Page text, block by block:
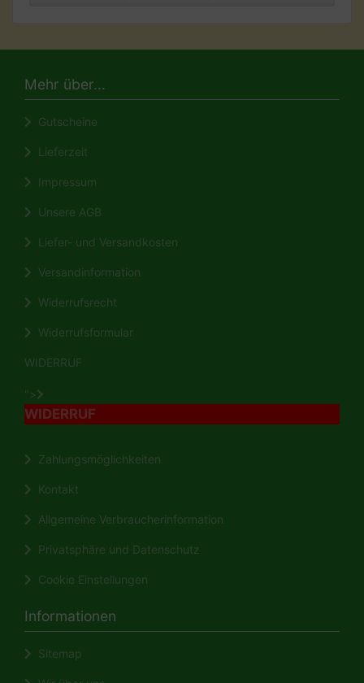
Mehr über...
Gutscheine
Lieferzeit
Impressum
Unsere AGB
Liefer- und Versandkosten
Versandinformation
Widerrufsrecht
Widerrufsformular
WIDERRUF
">
WIDERRUF
Zahlungsmöglichkeiten
Kontakt
Allgemeine Verbraucherinformation
Privatsphäre und Datenschutz
Cookie Einstellungen
Informationen
Sitemap